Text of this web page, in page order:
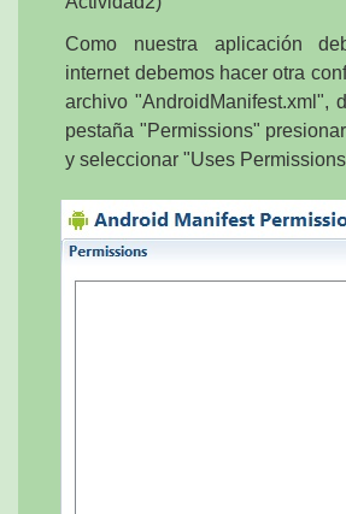
Como nuestra aplicación
internet debemos hacer otra
archivo "AndroidManifest.xml",
pestaña "Permissions"
y seleccionar "Uses